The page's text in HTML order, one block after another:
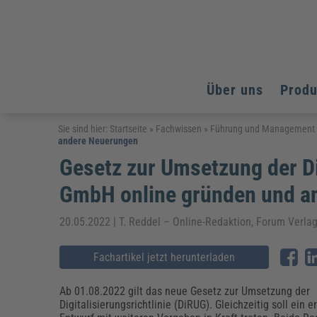
Über uns
Arbeitsschutz
Arbeitssicherheit & Gesundheitsschutz
Weiterbildungen (AKADEMIE HERKERT)
Arbeitsschutz & Brandschutz
Assistenz & Office-Management
Baurecht & Architektenrecht
Energieoptimiertes & klimaneutrales Bauen
Bau, Immobilien & Gebäudemanagement
Bildung und Erziehung
Fachpublikationen & Arbeitshilfen
Kinderschutz, Jugendhilfe & Inklusion
Datenschutz & IT-Recht
Datenschutz & IT-Sicherheit
Elektrosicherheit
Elektrosicherheit & Elektrotechnik
Energie und Umwelt
Fachpublikationen & Arbeitshilfen
Weiterbildungen (AKADEMIE HERKERT)
Arbeitsschutz
Bildung und Erziehung
Energie und Umwelt
Kommunales
Reisekosten und Finanzen
Arbeitsschutz
Bildung und Erziehung
Energie und Umwelt
Kommunales
Reisekosten und Finanzen
Sie sind hier: Startseite » Fachwissen » Führung und Management
andere Neuerungen
Gesetz zur Umsetzung der
GmbH online gründen und
20.05.2022 | T. Reddel – Online-Redaktion, Forum
Fachartikel jetzt herunterladen
Ab 01.08.2022 gilt das neue Gesetz zur Umsetzung der
Digitalisierungsrichtlinie (DiRUG). Gleichzeitig soll ein